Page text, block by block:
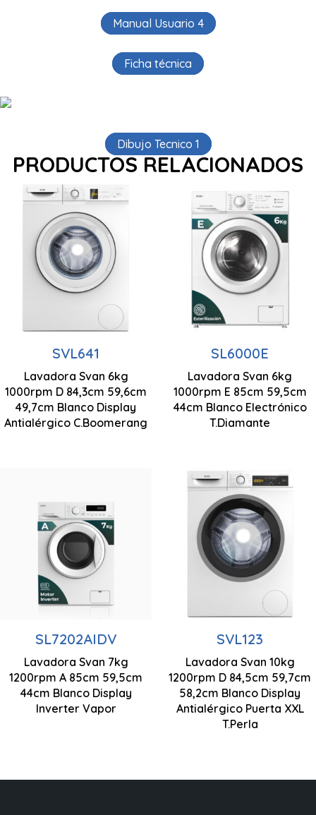
Manual Usuario 4
Ficha técnica
Dibujo Tecnico 1
PRODUCTOS RELACIONADOS
SVL641
Lavadora Svan 6kg
1000rpm D 84,3cm 59,6cm
49,7cm Blanco Display
Antialérgico C.Boomerang
843 x 596 x 497
mm
SL6000E
Lavadora Svan 6kg
1000rpm E 85cm 59,5cm
44cm Blanco Electrónico
T.Diamante
Capacidad carga
6 kg
Limpieza Interior
1000 rpm
Control
Electrónico
SL7202AIDV
Lavadora Svan 7kg
1200rpm A 85cm 59,5cm
44cm Blanco Display
Inverter Vapor
850 x 595 x 440
mm
Centrifugado
1200 rpm
Motor Inverter
Control Display
LED
850 x 595 x 440
mm
SVL123
Lavadora Svan 10kg
1200rpm D 84,5cm 59,7cm
58,2cm Blanco Display
Antialérgico Puerta XXL
T.Perla
845 x 597 x 582
mm